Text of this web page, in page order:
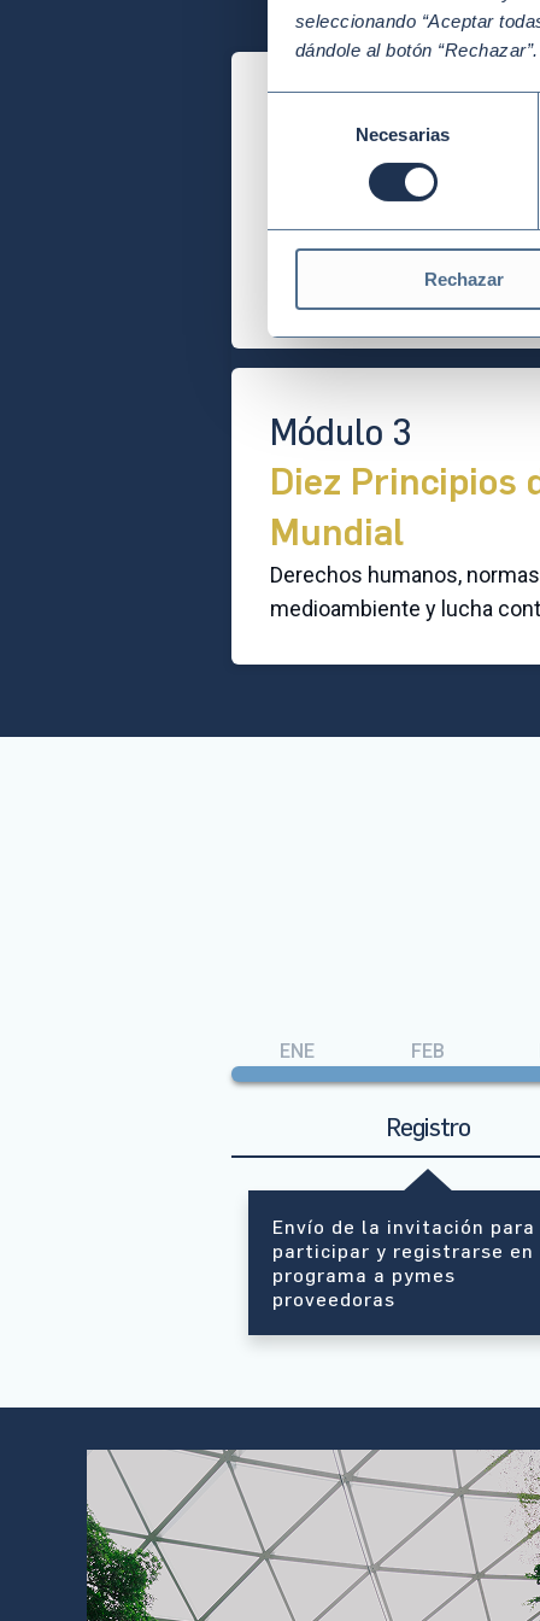
seleccionando “Aceptar
dándole al botón
consentimiento
Necesarias
Rechazar
Aspectos
sostenibilidad
Introducción a los
globales y ventajas
Módulo 3
Diez Principios
Mundial
Derechos humanos,
medioambiente y lucha
ENE FEB
Registro
Envío de la invitación para
participar y registrarse en
programa a pymes
proveedoras